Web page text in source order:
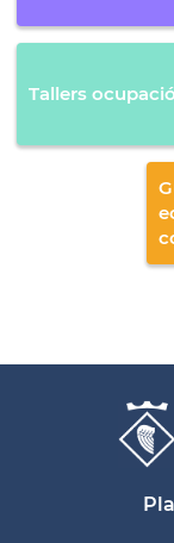
Tallers ocupació